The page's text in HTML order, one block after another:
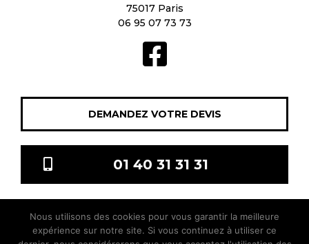
75017 Paris
06 95 07 73 73
DEMANDEZ VOTRE DEVIS
01 40 31 31 31
TRS Services © 2021 Tous droits réservés | Mentions légales
Nous utilisons des cookies pour vous garantir la meilleure
expérience sur notre site. Si vous continuez à utiliser ce